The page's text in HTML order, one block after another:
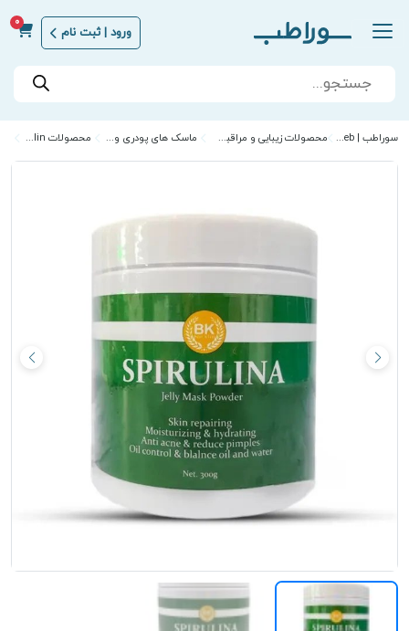
ورود | ثبت نام
0
Products
search
سوراطب | Sora Teb محصولات زیبایی و مراقبت از پوست ماسک های پودری و ورقه ای محصولات best kilin